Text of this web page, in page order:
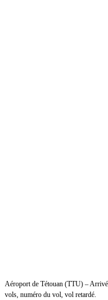
Aéroport de Tétouan (TTU) –
vols, numéro du vol, vol retardé.